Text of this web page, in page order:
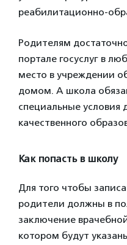
реабилитационно-
Родителям
портале госуслуг в
место в учреждении
домом. А школа
специальные условия
качественного
Как попасть в школу
Для того чтобы
родители должны в
заключение
котором будут